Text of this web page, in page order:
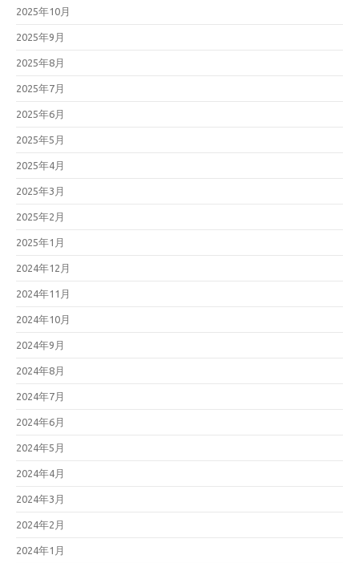
2025年10月
2025年9月
2025年8月
2025年7月
2025年6月
2025年5月
2025年4月
2025年3月
2025年2月
2025年1月
2024年12月
2024年11月
2024年10月
2024年9月
2024年8月
2024年7月
2024年6月
2024年5月
2024年4月
2024年3月
2024年2月
2024年1月